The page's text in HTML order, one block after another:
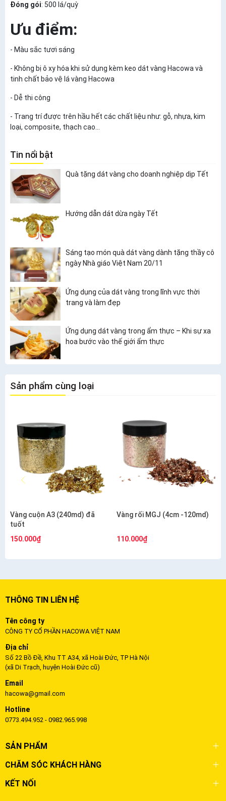
Đóng gói: 500 lá/quỳ
Ưu điểm:
- Màu sắc tươi sáng
- Không bị ô xy hóa khi sử dụng kèm keo dát vàng Hacowa và
tinh chất bảo vệ lá vàng Hacowa
- Dễ thi công
- Trang trí được trên hầu hết các chất liệu như: gỗ, nhựa, kim
loại, composite, thạch cao...
Tin nổi bật
Quà tặng dát vàng cho doanh nghiệp dịp Tết
Hướng dẫn dát dừa ngày Tết
Sáng tạo món quà dát vàng dành tặng thầy cô
ngày Nhà giáo Việt Nam 20/11
Ứng dụng của dát vàng trong lĩnh vực thời
trang và làm đẹp
Ứng dụng dát vàng trong ẩm thực – Khi sự xa
hoa bước vào thế giới ẩm thực
Sản phẩm cùng loại
Vàng cuộn A3 (240md) đã
tuốt
150.000₫
Vàng rối MGJ (4cm -120md)
110.000₫
THÔNG TIN LIÊN HỆ
Tên công ty
CÔNG TY CỔ PHẦN HACOWA VIỆT NAM
Địa chỉ
Số 22 Bồ Đề, Khu TT A34, xã Hoài Đức, TP Hà Nội
(xã Di Trạch, huyện Hoài Đức cũ)
Email
hacowa@gmail.com
Hotline
0773.494.952 - 0982.965.998
SẢN PHẨM
CHĂM SÓC KHÁCH HÀNG
KẾT NỐI